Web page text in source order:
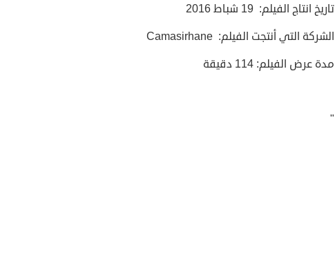
تاريخ انتاج الفيلم: 19 شباط 2016
الشركة التي أنتجت الفيلم: Camasirhane
مدة عرض الفيلم: 114 دقيقة
"